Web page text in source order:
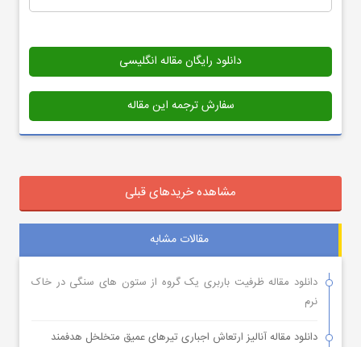
دانلود رایگان مقاله انگلیسی
سفارش ترجمه این مقاله
مشاهده خریدهای قبلی
مقالات مشابه
دانلود مقاله ظرفیت باربری یک گروه از ستون های سنگی در خاک
نرم
دانلود مقاله آنالیز ارتعاش اجباری تیرهای عمیق متخلخل هدفمند